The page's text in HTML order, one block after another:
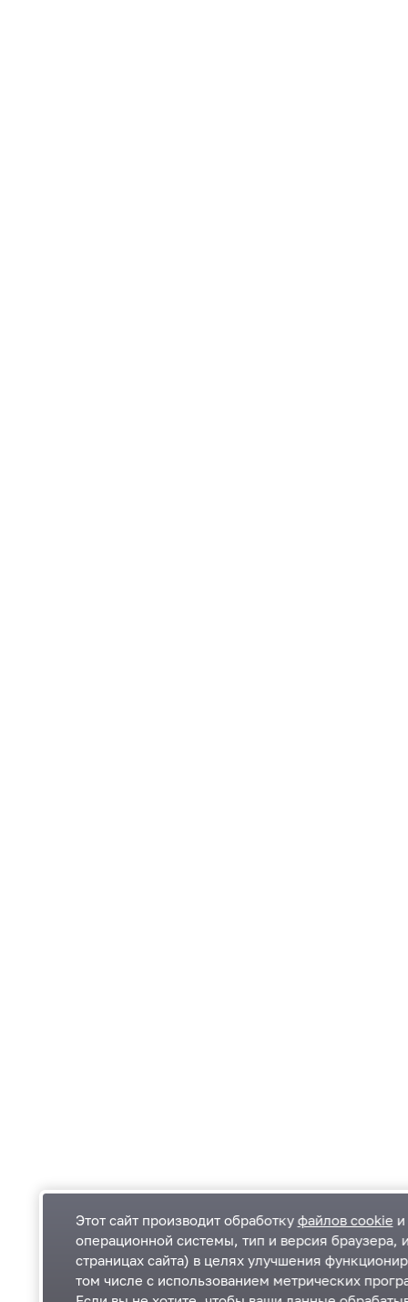
Одинцовский городской округ Московской
области
Этот сайт производит обработку файлов cookie
операционной системы, тип и версия браузера,
страницах сайта) в целях улучшения
том числе с использованием метрических